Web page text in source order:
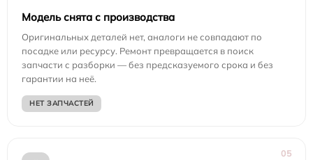
Модель снята с производства
Оригинальных деталей нет, аналоги не совпадают по
посадке или ресурсу. Ремонт превращается в поиск
запчасти с разборки — без предсказуемого срока и без
гарантии на неё.
НЕТ ЗАПЧАСТЕЙ
05